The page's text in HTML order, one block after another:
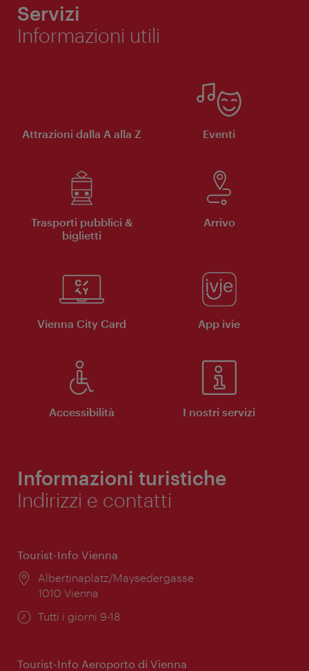
Servizi
Informazioni utili
Attrazioni dalla A alla Z Eventi
Trasporti pubblici &
biglietti
Arrivo
Vienna City Card App ivie
Accessibilità I nostri servizi
Informazioni turistiche
Indirizzi e contatti
Tourist-Info Vienna
Posizione:
Albertinaplatz/Maysedergasse
1010 Vienna
Orari
Tutti i giorni 9-18
Tourist-Info Aeroporto di Vienna